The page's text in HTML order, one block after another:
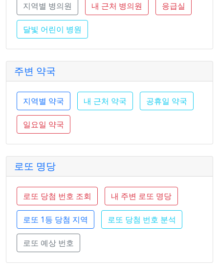
지역별 병의원 내 근처 병의원 응급실
달빛 어린이 병원
주변 약국
지역별 약국 내 근처 약국 공휴일 약국
일요일 약국
로또 명당
로또 당첨 번호 조회 내 주변 로또 명당
로또 1등 당첨 지역 로또 당첨 번호 분석
로또 예상 번호